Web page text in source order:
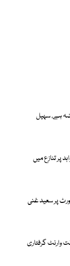
ہے، سہیل
پر تنازع میں
پر سعید غنی
وارنٹ گرفتاری